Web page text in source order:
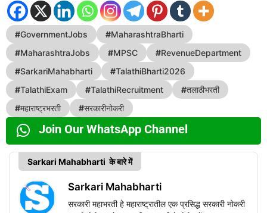
#GovernmentJobs #MaharashtraBharti
#MaharashtraJobs #MPSC #RevenueDepartment
#SarkariMahabharti #TalathiBharti2026
#TalathiExam #TalathiRecruitment #तलाठीभरती
#महाराष्ट्रभरती #सरकारीनोकरी
Join Our WhatsApp Channel
Sarkari Mahabharti के बारे में
Sarkari Mahabharti
सरकारी महाभरती हे महाराष्ट्रातील एक प्रसिद्ध सरकारी नोकरी